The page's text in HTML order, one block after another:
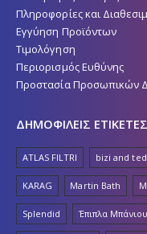
Πληροφορίες και
Εγγύηση Προϊόντων
Τιμολόγηση
Περιορισμός Ευθύνης
Προστασία Προσωπικών
ΔΗΜΟΦΙΛΕΙΣ ΕΤΙΚΕΤΕΣ
ATLAS FILTRI bizi and
KARAG Martin Bath
Splendid Έπιπλα Μπάνιου